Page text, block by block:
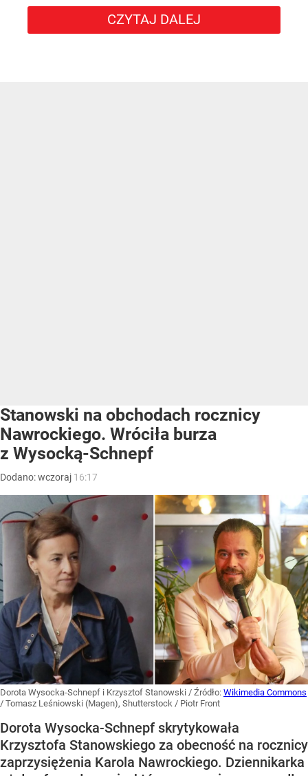
CZYTAJ DALEJ
Stanowski na obchodach rocznicy
Nawrockiego. Wróciła burza
z Wysocką-Schnepf
Dodano:wczoraj 16:17
Dorota Wysocka-Schnepf i Krzysztof Stanowski / Źródło: Wikimedia Commons
/ Tomasz Leśniowski (Magen), Shutterstock / Piotr Front
Dorota Wysocka-Schnepf skrytykowała
Krzysztofa Stanowskiego za obecność na rocznicy
zaprzysiężenia Karola Nawrockiego. Dziennikarka